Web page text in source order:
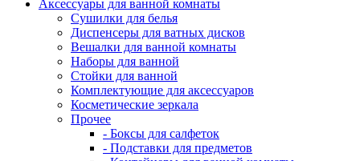
Аксессуары для ванной комнаты
Сушилки для белья
Диспенсеры для ватных дисков
Вешалки для ванной комнаты
Наборы для ванной
Стойки для ванной
Комплектующие для аксессуаров
Косметические зеркала
Прочее
- Боксы для салфеток
- Подставки для предметов